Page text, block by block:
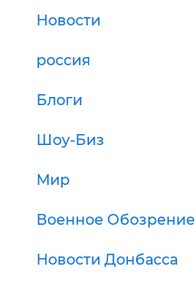
Новости
россия
Блоги
Шоу-Биз
Мир
Военное Обозрение
Новости Донбасса